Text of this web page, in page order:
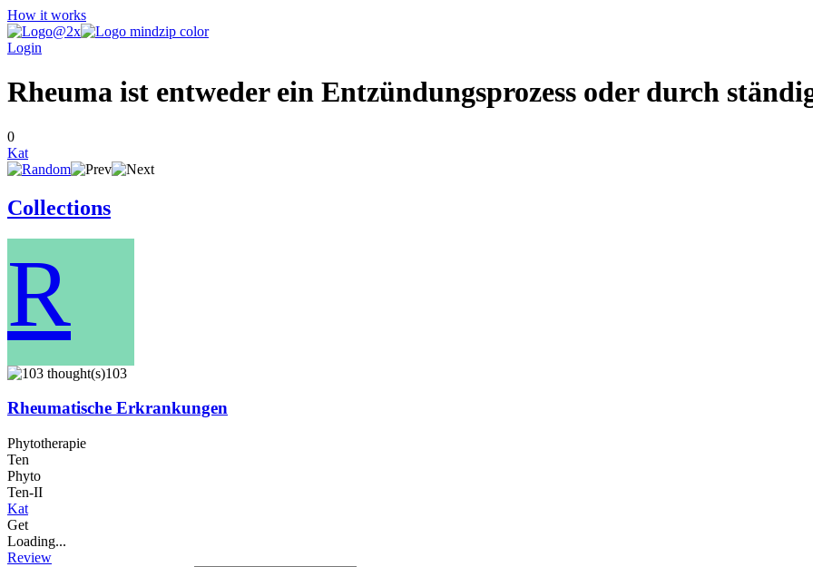
How it works
Login
Rheuma ist entweder ein Entzündungsprozess oder durch
0
Kat
Collections
R
103
Rheumatische Erkrankungen
Phytotherapie
Ten
Phyto
Ten-II
Kat
Get
Loading...
Review